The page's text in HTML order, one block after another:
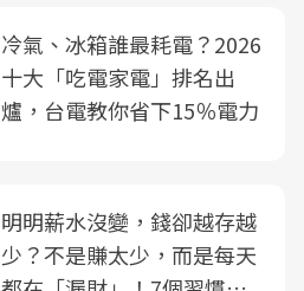
光田醫院建構360度女性健
康照護生態圈
冷氣、冰箱誰最耗電？2026
十大「吃電家電」排名出
爐，台電教你省下15％電力
明明薪水沒變，錢卻越存越
少？不是賺太少，而是每天